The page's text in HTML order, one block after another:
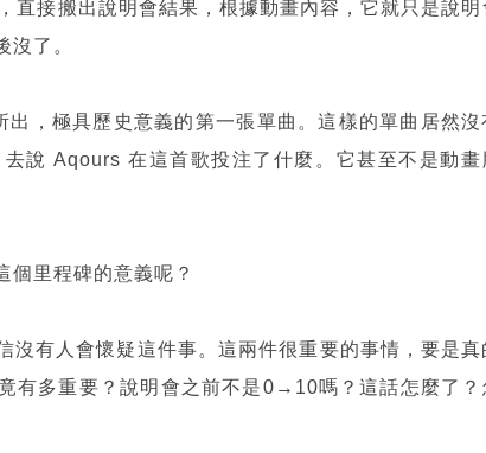
直接搬出說明會結果，根據動畫內容，它就只是說明
了。
，極具歷史意義的第一張單曲。這樣的單曲居然沒
說 Aqours 在這首歌投注了什麼。它甚至不是動畫
個里程碑的意義呢？
有人會懷疑這件事。這兩件很重要的事情，要是真
有多重要？說明會之前不是0→10嗎？這話怎麼了？